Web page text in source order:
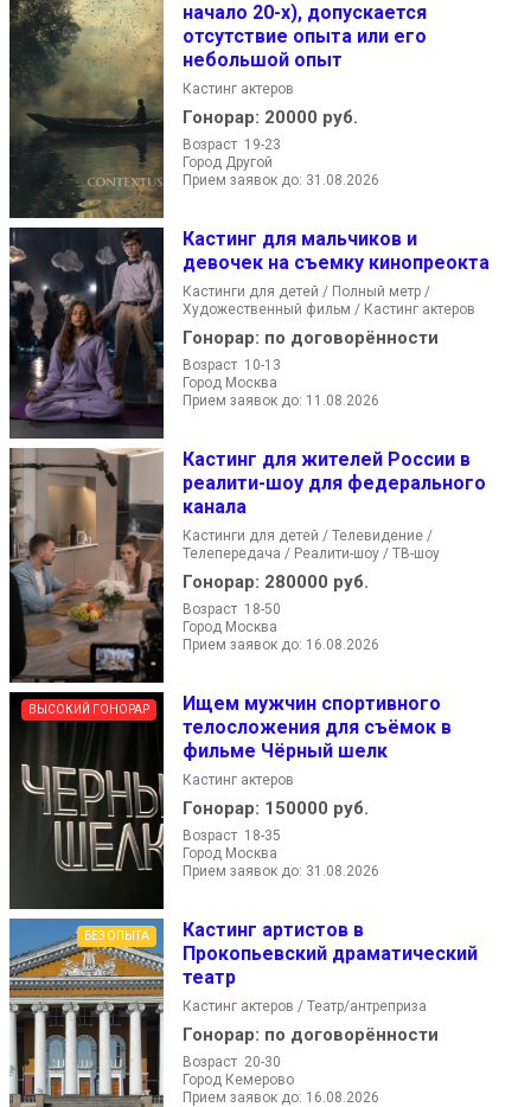
начало 20-х), допускается
отсутствие опыта или его
небольшой опыт
Кастинг актеров
Гонорар: 20000 руб.
Возраст 19-23
Город Другой
Прием заявок до: 31.08.2026
Кастинг для мальчиков и
девочек на съемку кинопреокта
Кастинги для детей / Полный метр /
Художественный фильм / Кастинг актеров
Гонорар: по договорённости
Возраст 10-13
Город Москва
Прием заявок до: 11.08.2026
Кастинг для жителей России в
реалити-шоу для федерального
канала
Кастинги для детей / Телевидение /
Телепередача / Реалити-шоу / ТВ-шоу
Гонорар: 280000 руб.
Возраст 18-50
Город Москва
Прием заявок до: 16.08.2026
ВЫСОКИЙ ГОНОРАР
Ищем мужчин спортивного
телосложения для съёмок в
фильме Чёрный шелк
Кастинг актеров
Гонорар: 150000 руб.
Возраст 18-35
Город Москва
Прием заявок до: 31.08.2026
БЕЗ ОПЫТА
Кастинг артистов в
Прокопьевский драматический
театр
Кастинг актеров / Театр/антреприза
Гонорар: по договорённости
Возраст 20-30
Город Кемерово
Прием заявок до: 16.08.2026